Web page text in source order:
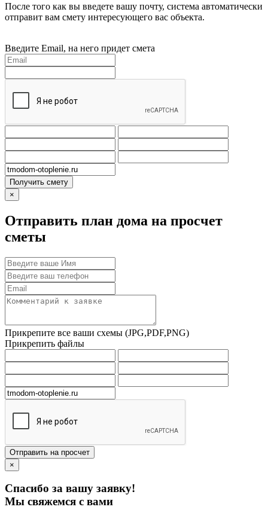
После того как вы введете вашу почту, система автоматически
отправит вам смету интересующего вас объекта.
Введите Email, на него придет смета
Получить смету
×
Отправить план дома на просчет
сметы
Прикрепите все ваши схемы (JPG,PDF,PNG)
Прикрепить файлы
Отправить на просчет
×
Спасибо за вашу заявку!
Мы свяжемся с вами